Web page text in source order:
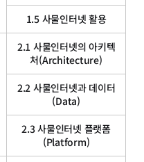
1.5 사물인터넷 활용
2.1 사물인터넷의 아키텍
처(Architecture)
2.2 사물인터넷과 데이터
(Data)
2.3 사물인터넷 플랫폼
(Platform)